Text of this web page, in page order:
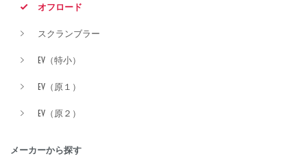
オフロード
スクランブラー
EV（特小）
EV（原１）
EV（原２）
メーカーから探す